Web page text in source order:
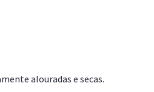
alouradas e secas.